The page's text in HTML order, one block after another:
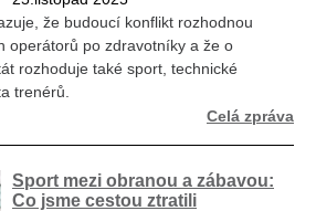
že budoucí konflikt rozhodnou
operátorů po zdravotníky a že o
rozhoduje také sport, technické
trenérů.
Celá zpráva
Sport mezi obranou a zábavou:
Co jsme cestou ztratili